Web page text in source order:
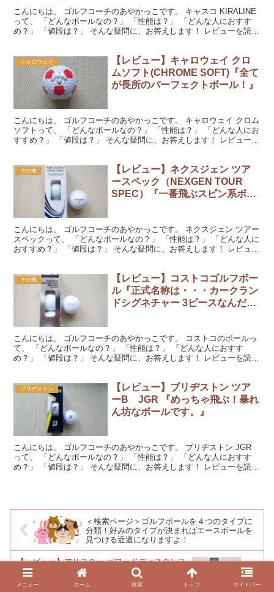
こんにちは、 ゴルフコーチのあやかっこです。 キャスコ KIRALINE
って、 「どんなボールなの？」 「性能は？」 「どんな人におすす
め？」 「値段は？」 そんな疑問に、お答えします！ レビューを読ん
キャロウェイ
【レビュー】キャロウェイ クロ
ムソフト(CHROME SOFT)『全て
が長所のパーフェクトボール！』
こんにちは、 ゴルフコーチのあやかっこです。 キャロウェイ クロム
ソフトって、 「どんなボールなの？」 「性能は？」 「どんな人にお
すすめ？」 「値段は？」 そんな疑問に、お答えします！ レビューを
その他
【レビュー】ネクスジェン ツア
ースペック（NEXGEN TOUR
SPEC）『一番飛ぶスピン系ボー
こんにちは、 ゴルフコーチのあやかっこです。 ネクスジェン ツアー
スペックって、 「どんなボールなの？」 「性能は？」 「どんな人に
おすすめ？」 「値段は？」 そんな疑問に、お答えします！ レビュー
その他
【レビュー】コストコゴルフボー
ル『正式名称は・・・カークラン
ドシグネチャー 3ピースなんだけ
こんにちは、 ゴルフコーチのあやかっこです。 コストコのボールっ
て、 「どんなボールなの？」 「性能は？」 「どんな人におすす
め？」 「値段は？」 そんな疑問に、お答えします！ レビューを読ん
ブリヂストン
【レビュー】ブリヂストン ツア
ーB JGR 『めっちゃ飛ぶ！暴れ
ん坊なボールです。』
こんにちは、 ゴルフコーチのあやかっこです。 ブリヂストン JGR
って、 「どんなボールなの？」 「性能は？」 「どんな人におすす
め？」 「値段は？」 そんな疑問に、お答えします！ レビューを読ん
＜検索ページ＞ゴルフボールを４つのタイプに
分類！好みのタイプが決まればエースボールを
見つける近道になりますよ！
【レビュー】アリスター パワードディスタンス
『飛ぶ！安い！そんなボールだから、心に羽が
生えるのよね！二木ゴルフオリジナルボールで
す』
メニュー ホーム 検索 トップ サイドバー